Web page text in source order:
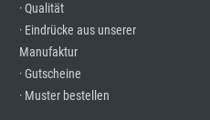
· Qualität
· Eindrücke aus unserer
Manufaktur
· Gutscheine
· Muster bestellen